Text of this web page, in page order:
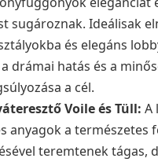
sugároznak. Ideálisak
és elegáns
drámai hatás és a
a cél.
Voile és Tüll: A
anyagok a természetes
teremtenek tágas,